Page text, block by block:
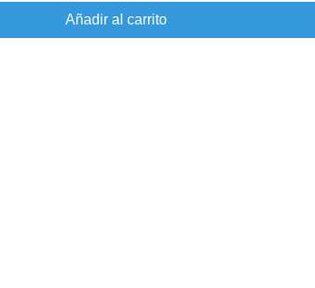
Añadir al carrito